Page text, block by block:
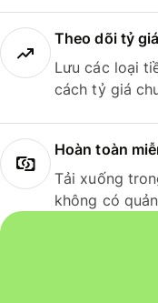
Theo dõi tỷ
Lưu các loại
cách tỷ giá
Hoàn toàn
Tải xuống
không có